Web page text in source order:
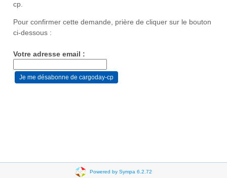
cp.
Pour confirmer cette demande, prière de cliquer sur le bouton
ci-dessous :
Votre adresse email :
Powered by Sympa 6.2.72